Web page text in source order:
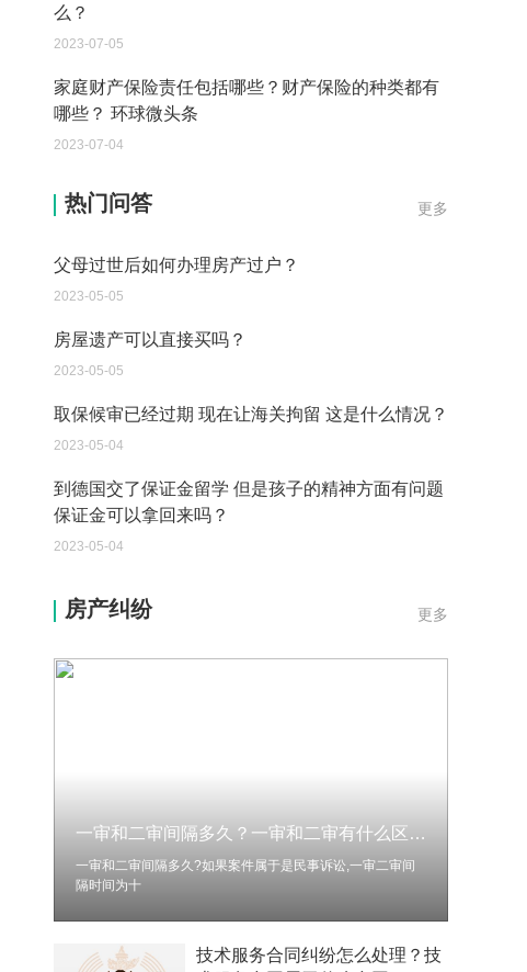
么？
2023-07-05
家庭财产保险责任包括哪些？财产保险的种类都有
哪些？ 环球微头条
2023-07-04
更多
热门问答
父母过世后如何办理房产过户？
房屋遗产可以直接买吗？
2023-05-05
取保候审已经过期 现在让海关拘留 这是什么情况？
2023-05-04
到德国交了保证金留学 但是孩子的精神方面有问题
保证金可以拿回来吗？
我想问一下申请护照需要带什么证件？
2023-05-04
谢！
你好 我想问一下外国人来这里工作没有护照该怎么
办？
更多
房产纠纷
一审和二审间隔多久？一审和二审有什么区别？
一审和二审间隔多久?如果案件属于是民事诉讼,一审二审间
隔时间为十
技术服务合同纠纷怎么处理？技